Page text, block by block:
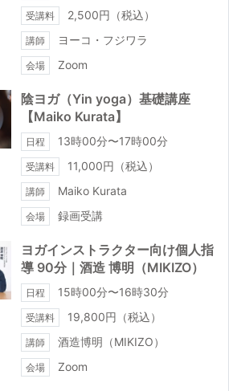
受講料 2,500円（税込）
講師 ヨーコ・フジワラ
会場 Zoom
陰ヨガ（Yin yoga）基礎講座
【Maiko Kurata】
日程 13時00分〜17時00分
受講料 11,000円（税込）
講師 Maiko Kurata
会場 録画受講
ヨガインストラクター向け個人指
導 90分｜酒造 博明（MIKIZO）
日程 15時00分〜16時30分
受講料 19,800円（税込）
講師 酒造博明（MIKIZO）
会場 Zoom